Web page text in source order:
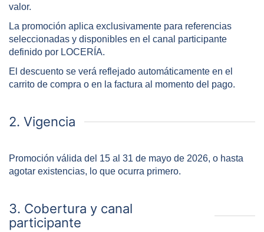
valor.
La promoción aplica exclusivamente para referencias
seleccionadas y disponibles en el canal participante
definido por LOCERÍA.
El descuento se verá reflejado automáticamente en el
carrito de compra o en la factura al momento del pago.
2. Vigencia
Promoción válida del 15 al 31 de mayo de 2026, o hasta
agotar existencias, lo que ocurra primero.
3. Cobertura y canal
participante